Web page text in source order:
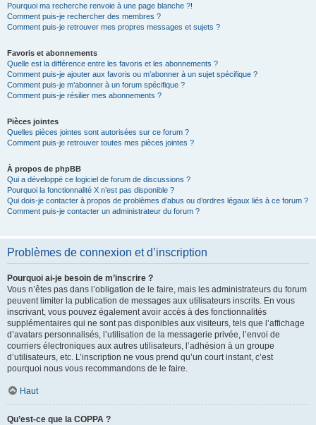
Pourquoi ma recherche renvoie à une page blanche ?!
Comment puis-je rechercher des membres ?
Comment puis-je retrouver mes propres messages et sujets ?
Favoris et abonnements
Quelle est la différence entre les favoris et les abonnements ?
Comment puis-je ajouter aux favoris ou m’abonner à un sujet spécifique ?
Comment puis-je m’abonner à un forum spécifique ?
Comment puis-je résilier mes abonnements ?
Pièces jointes
Quelles pièces jointes sont autorisées sur ce forum ?
Comment puis-je retrouver toutes mes pièces jointes ?
À propos de phpBB
Qui a développé ce logiciel de forum de discussions ?
Pourquoi la fonctionnalité X n’est pas disponible ?
Qui dois-je contacter à propos de problèmes d’abus ou d’ordres légaux liés à ce forum ?
Comment puis-je contacter un administrateur du forum ?
Problèmes de connexion et d’inscription
Pourquoi ai-je besoin de m’inscrire ?
Vous n’êtes pas dans l’obligation de le faire, mais les administrateurs du forum
peuvent limiter la publication de messages aux utilisateurs inscrits. En vous
inscrivant, vous pouvez également avoir accès à des fonctionnalités
supplémentaires qui ne sont pas disponibles aux visiteurs, tels que l’affichage
d’avatars personnalisés, l’utilisation de la messagerie privée, l’envoi de
courriers électroniques aux autres utilisateurs, l’adhésion à un groupe
d’utilisateurs, etc. L’inscription ne vous prend qu’un court instant, c’est
pourquoi nous vous recommandons de le faire.
Haut
Qu’est-ce que la COPPA ?